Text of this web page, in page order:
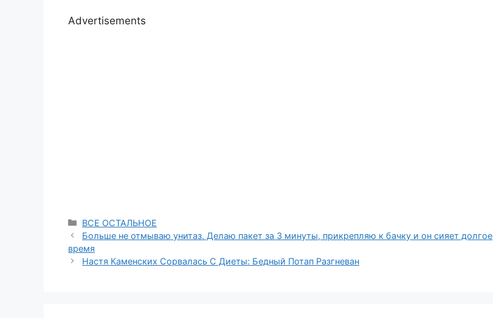
Advertisements
Categories
ВСЕ ОСТАЛЬНОЕ
Больше не отмываю унитаз. Делаю пакет за 3 минуты, прикрепляю к бачку и он сияет долгое
время
Настя Каменских Сорвалась С Диеты: Бедный Потап Разгневан